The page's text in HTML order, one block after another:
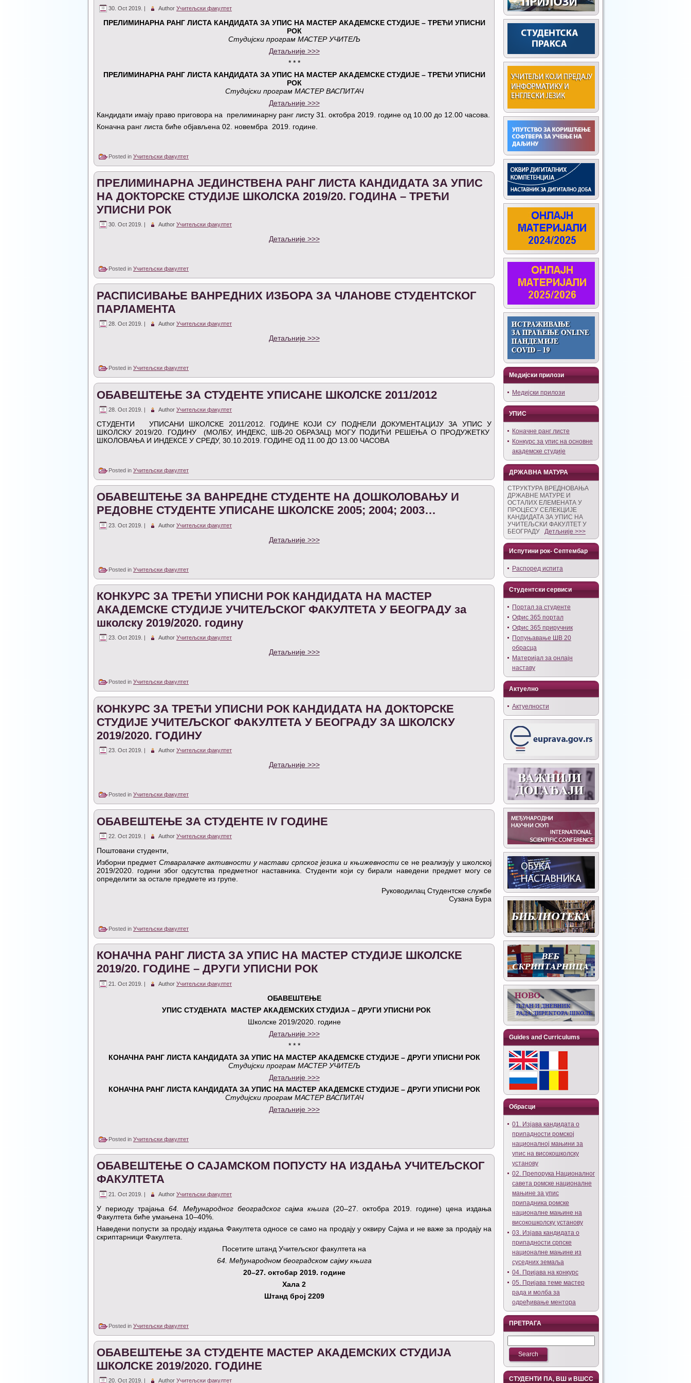
30. Oct 2019. | Author Учитељски факултет
ПРЕЛИМИНАРНА РАНГ ЛИСТА КАНДИДАТА ЗА УПИС НА МАСТЕР АКАДЕМСКЕ СТУДИЈЕ – ТРЕЋИ УПИСНИ
РОК
Студијски програм МАСТЕР УЧИТЕЉ
Детаљније >>>
* * *
ПРЕЛИМИНАРНА РАНГ ЛИСТА КАНДИДАТА ЗА УПИС НА МАСТЕР АКАДЕМСКЕ СТУДИЈЕ – ТРЕЋИ УПИСНИ
РОК
Студијски програм МАСТЕР ВАСПИТАЧ
Детаљније >>>
Кандидати имају право приговора на прелиминарну ранг листу 31. октобра 2019. године од 10.00 до 12.00 часова.
Коначна ранг листа биће објављена 02. новембра 2019. године.
Posted in Учитељски факултет
ПРЕЛИМИНАРНА ЈЕДИНСТВЕНА РАНГ ЛИСТА КАНДИДАТА ЗА УПИС
НА ДОКТОРСКЕ СТУДИЈЕ ШКОЛСКА 2019/20. ГОДИНА – ТРЕЋИ
УПИСНИ РОК
30. Oct 2019. | Author Учитељски факултет
Детаљније >>>
Posted in Учитељски факултет
РАСПИСИВАЊЕ ВАНРЕДНИХ ИЗБОРА ЗА ЧЛАНОВЕ СТУДЕНТСКОГ
ПАРЛАМЕНТА
28. Oct 2019. | Author Учитељски факултет
Детаљније >>>
Posted in Учитељски факултет
ОБАВЕШТЕЊЕ ЗА СТУДЕНТЕ УПИСАНЕ ШКОЛСКЕ 2011/2012
28. Oct 2019. | Author Учитељски факултет
СТУДЕНТИ УПИСАНИ ШКОЛСКЕ 2011/2012. ГОДИНЕ КОЈИ СУ ПОДНЕЛИ ДОКУМЕНТАЦИЈУ ЗА УПИС У
ШКОЛСКУ 2019/20. ГОДИНУ (МОЛБУ, ИНДЕКС, ШВ-20 ОБРАЗАЦ) МОГУ ПОДИЋИ РЕШЕЊА О ПРОДУЖЕТКУ
ШКОЛОВАЊА И ИНДЕКСЕ У СРЕДУ, 30.10.2019. ГОДИНЕ ОД 11.00 ДО 13.00 ЧАСОВА
Posted in Учитељски факултет
ОБАВЕШТЕЊЕ ЗА ВАНРЕДНЕ СТУДЕНТЕ НА ДОШКОЛОВАЊУ И
РЕДОВНЕ СТУДЕНТЕ УПИСАНЕ ШКОЛСКЕ 2005; 2004; 2003…
23. Oct 2019. | Author Учитељски факултет
Детаљније >>>
Posted in Учитељски факултет
КОНКУРС ЗА ТРЕЋИ УПИСНИ РОК КАНДИДАТА НА МАСТЕР
АКАДЕМСКЕ СТУДИЈЕ УЧИТЕЉСКОГ ФАКУЛТЕТА У БЕОГРАДУ за
школску 2019/2020. годину
23. Oct 2019. | Author Учитељски факултет
Детаљније >>>
Posted in Учитељски факултет
КОНКУРС ЗА ТРЕЋИ УПИСНИ РОК КАНДИДАТА НА ДОКТОРСКЕ
СТУДИЈЕ УЧИТЕЉСКОГ ФАКУЛТЕТА У БЕОГРАДУ ЗА ШКОЛСКУ
2019/2020. ГОДИНУ
23. Oct 2019. | Author Учитељски факултет
Детаљније >>>
Posted in Учитељски факултет
ОБАВЕШТЕЊЕ ЗА СТУДЕНТЕ IV ГОДИНЕ
22. Oct 2019. | Author Учитељски факултет
Поштовани студенти,
Изборни предмет Стваралачке активности у настави српског језика и књижевностисе не реализују у школској
2019/2020. години због одсутства предметног наставника. Студенти који су бирали наведени предмет могу се
определити за остале предмете из групе.
Руководилац Студентске службе
Сузана Бура
Posted in Учитељски факултет
КОНАЧНА РАНГ ЛИСТA ЗА УПИС НА МАСТЕР СТУДИЈЕ ШКОЛСКЕ
2019/20. ГОДИНЕ – ДРУГИ УПИСНИ РОК
21. Oct 2019. | Author Учитељски факултет
ОБАВЕШТЕЊЕ
УПИС СТУДЕНАТА МАСТЕР АКАДЕМСКИХ СТУДИЈА – ДРУГИ УПИСНИ РОК
Школске 2019/2020. године
Детаљније >>>
* * *
КОНАЧНА РАНГ ЛИСТА КАНДИДАТА ЗА УПИС НА МАСТЕР АКАДЕМСКЕ СТУДИЈЕ – ДРУГИ УПИСНИ РОК
Студијски програм МАСТЕР УЧИТЕЉ
Детаљније >>>
КОНАЧНА РАНГ ЛИСТА КАНДИДАТА ЗА УПИС НА МАСТЕР АКАДЕМСКЕ СТУДИЈЕ – ДРУГИ УПИСНИ РОК
Студијски програм МАСТЕР ВАСПИТАЧ
Детаљније >>>
Posted in Учитељски факултет
ОБАВЕШТЕЊЕ О САЈАМСКОМ ПОПУСТУ НА ИЗДАЊА УЧИТЕЉСКОГ
ФАКУЛТЕТА
21. Oct 2019. | Author Учитељски факултет
У периоду трајања 64. Међународног београдског сајма књига (20–27. октобра 2019. године) цена издања
Факултета биће умањена 10–40%.
Наведени попусти за продају издања Факултета односе се само на продају у оквиру Сајма и не важе за продају на
скриптарници Факултета.
Посетите штанд Учитељског факултета на
64. Међународном београдском сајму књига
20–27. октобар 2019. године
Хала 2
Штанд број 2209
Posted in Учитељски факултет
ОБАВЕШТЕЊЕ ЗА СТУДЕНТЕ МАСТЕР АКАДЕМСКИХ СТУДИЈА
ШКОЛСКЕ 2019/2020. ГОДИНЕ
20. Oct 2019. | Author Учитељски факултет
Медијски прилози
Медијски прилози
УПИС
Коначне ранг листе
Конкурс за упис на основне
академске студије
ДРЖАВНА МАТУРА
СТРУКТУРА ВРЕДНОВАЊА
ДРЖАВНЕ МАТУРЕ И
ОСТАЛИХ ЕЛЕМЕНАТА У
ПРОЦЕСУ СЕЛЕКЦИЈЕ
КАНДИДАТА ЗА УПИС НА
УЧИТЕЉСКИ ФАКУЛТЕТ У
БЕОГРАДУ Детљније >>>
Испутини рок- Септембар
Распоред испита
Студентски сервиси
Портал за студенте
Офис 365 портал
Офис 365 приручник
Попуњавање ШВ 20
обрасца
Материјал за онлајн
наставу
Актуелно
Актуелности
Guides and Curriculums
Обрасци
01. Изјава кандидата о
припадности ромској
националној мањини за
упис на високошколску
установу
02. Препорука Националног
савета ромске националне
мањине за упис
припадника ромске
националне мањине на
високошколску установу
03. Изјава кандидата о
припадности српске
националне мањине из
суседних земаља
04. Пријава на конкурс
05. Пријава теме мастер
рада и молба за
одређивање ментора
ПРЕТРАГА
СТУДЕНТИ ПА, ВШ и ВШСС